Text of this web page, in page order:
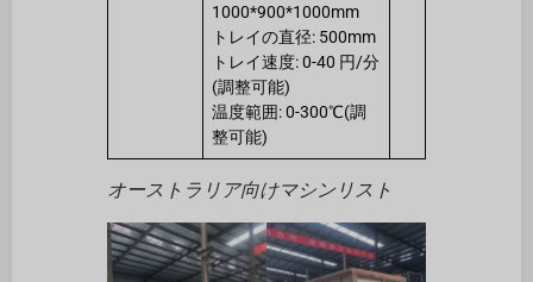
1000*900*1000mm
トレイの直径: 500mm
トレイ速度: 0-40 円/分
(調整可能)
温度範囲: 0-300℃(調
整可能)
オーストラリア向けマシンリスト